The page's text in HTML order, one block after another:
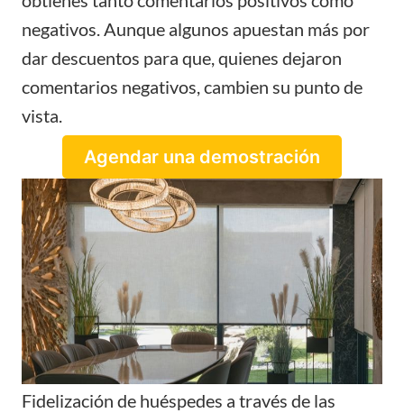
negativos. Aunque algunos apuestan más por
dar descuentos para que, quienes dejaron
comentarios negativos, cambien su punto de
vista.
Agendar una demostración
Fidelización de huéspedes a través de las